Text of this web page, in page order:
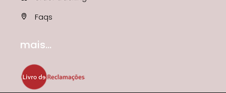
Faqs
mais...